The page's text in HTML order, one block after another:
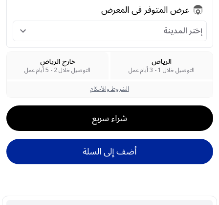
عرض المتوفر فى المعرض
إختر المدينة
الرياض
التوصيل خلال 1 - 3 أيام عمل
خارج الرياض
التوصيل خلال 2 - 5 أيام عمل
الشروط والأحكام
شراء سريع
أضف إلى السلة